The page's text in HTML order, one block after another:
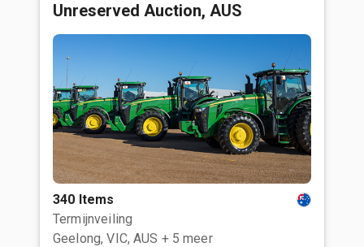
Unreserved Auction, AUS
340 Items
Termijnveiling
Geelong, VIC, AUS + 5 meer